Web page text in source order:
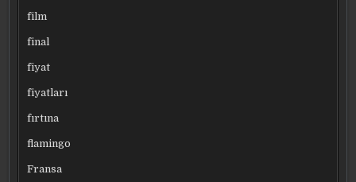
film
final
fiyat
fiyatları
fırtına
flamingo
Fransa